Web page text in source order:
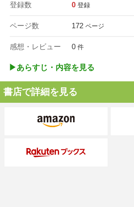
登録数 0 登録
ページ数 172 ページ
感想・レビュー 0 件
▶︎あらすじ・内容を見る
書店で詳細を見る